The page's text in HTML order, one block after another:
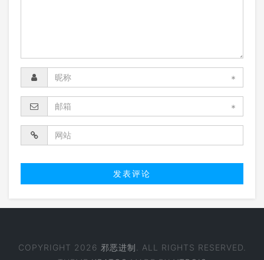
*
*
COPYRIGHT 2026 邪恶进制 . ALL RIGHTS RESERVED.